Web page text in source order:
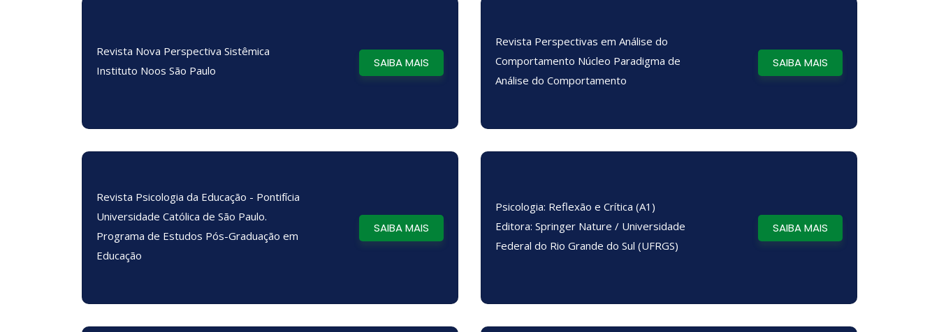
Revista Nova Perspectiva Sistêmica
Instituto Noos São Paulo
SAIBA MAIS
Revista Perspectivas em Análise do
Comportamento Núcleo Paradigma de
Análise do Comportamento
SAIBA MAIS
Revista Psicologia da Educação - Pontifícia
Universidade Católica de São Paulo.
Programa de Estudos Pós-Graduação em
Educação
SAIBA MAIS
Psicologia: Reflexão e Crítica (A1)
Editora: Springer Nature / Universidade
Federal do Rio Grande do Sul (UFRGS)
SAIBA MAIS